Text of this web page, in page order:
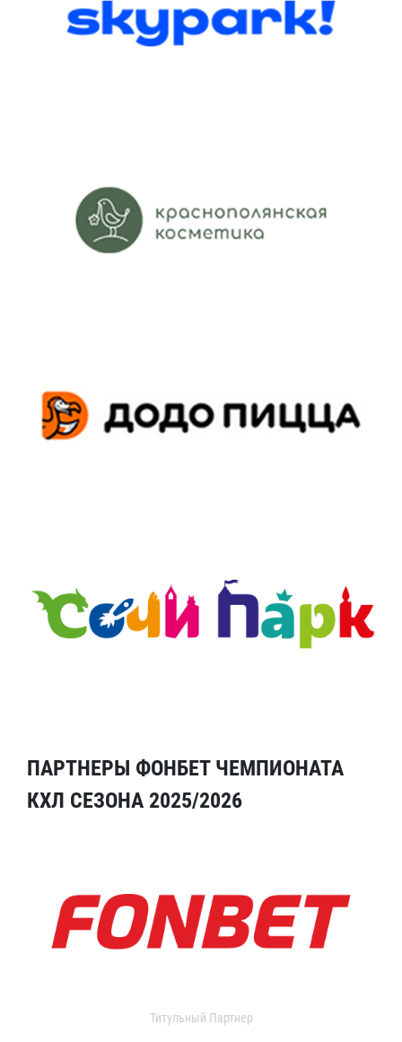
ПАРТНЕРЫ ФОНБЕТ ЧЕМПИОНАТА
КХЛ СЕЗОНА 2025/2026
Титульный Партнер